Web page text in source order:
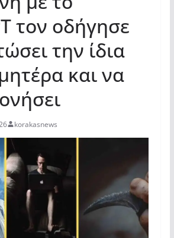
τον οδήγησε
την ίδια
και να
korakasnews